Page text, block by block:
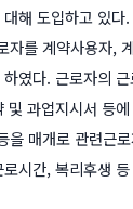
해 도입하고 있다.
를 계약사용자,
였다. 근로자의
및 과업지시서
매개로 관련
시간, 복리후생